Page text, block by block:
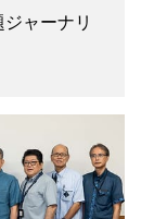
ャーナリ